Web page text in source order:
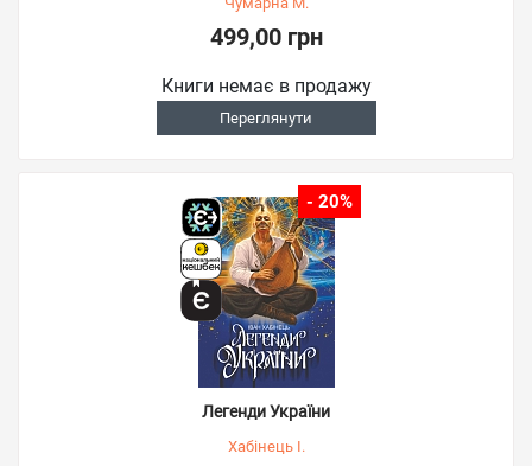
499,00 грн
Книги немає в продажу
Переглянути
- 20%
Легенди України
Хабінець І.